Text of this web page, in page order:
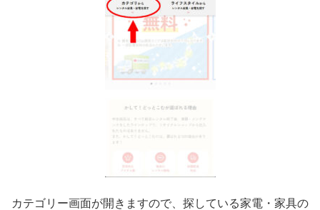
カテゴリー画面が開きますので、探している家電・家具の